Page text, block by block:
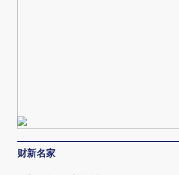
财新名家